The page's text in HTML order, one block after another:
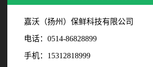
嘉沃（扬州）保鲜科技有限公司
电话：0514-86828899
手机：15312818999